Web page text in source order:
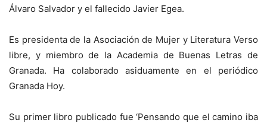
Álvaro Salvador y el fallecido Javier Egea.
Es presidenta de la Asociación de Mujer y Literatura Verso
libre, y miembro de la Academia de Buenas Letras de
Granada. Ha colaborado asiduamente en el periódico
Granada Hoy.
Su primer libro publicado fue ‘Pensando que el camino iba